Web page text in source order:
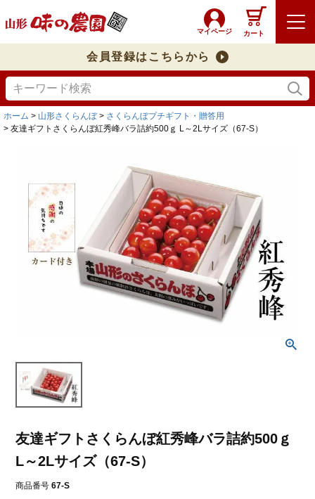
マイページ カート
会員登録はこちらから
ホーム 山形さくらんぼ
さくらんぼプチギフト・贈答用
友達ギフトさくらんぼ紅秀峰バラ詰約500ｇ L～2Lサイズ（67-S）
友達ギフトさくらんぼ紅秀峰バラ詰約500ｇ
L～2Lサイズ（67-S）
商品番号 67-S